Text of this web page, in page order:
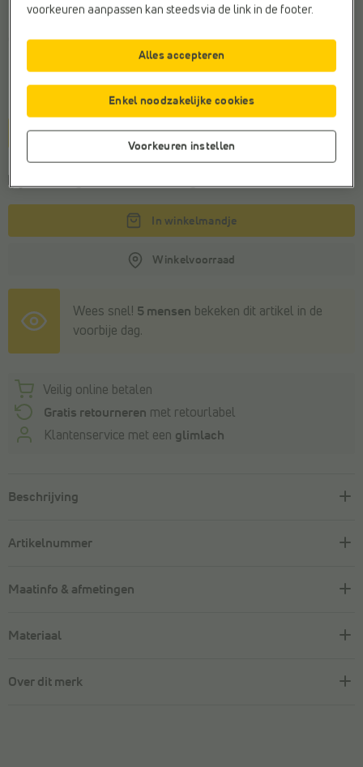
Oranje
1size
In winkelmandje
Winkelvoorraad
Wees snel! 5 mensen bekeken dit artikel in de
voorbije dag.
Veilig online betalen
Gratis retourneren met retourlabel
Klantenservice met een glimlach
Beschrijving
Artikelnummer
Maatinfo & afmetingen
Materiaal
Over dit merk
voorkeuren aanpassen kan steeds via de link in de footer.
Voorkeuren instellen
Enkel noodzakelijke cookies
Alles accepteren